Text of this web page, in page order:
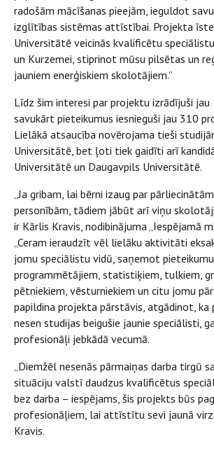
radošām mācīšanas pieejām, ieguldot
izglītības sistēmas attīstībai. Projekta
Universitātē veicinās kvalificētu
un Kurzemei, stiprinot mūsu pilsētas un
jauniem enerģiskiem skolotājiem.”
Līdz šim interesi par projektu izrādījuši jau
savukārt pieteikumus iesnieguši jau 310
Lielākā atsaucība novērojama tieši
Universitātē, bet ļoti tiek gaidīti arī
Universitātē un Daugavpils Universitātē.
„Ja gribam, lai bērni izaug par
personībām, tādiem jābūt arī viņu
ir Kārlis Kravis, nodibinājuma „Iespējamā
„Ceram ieraudzīt vēl lielāku aktivitāti
jomu speciālistu vidū, saņemot
programmētājiem, statistiķiem, tulkiem,
pētniekiem, vēsturniekiem un citu jomu
papildina projekta pārstāvis, atgādinot, ka
nesen studijas beigušie jaunie speciālisti,
profesionāļi jebkādā vecumā.
„Diemžēl nesenās pārmaiņas darba tirgū
situāciju valstī daudzus kvalificētus
bez darba – iespējams, šis projekts būs
profesionāļiem, lai attīstītu sevi jaunā
Kravis.